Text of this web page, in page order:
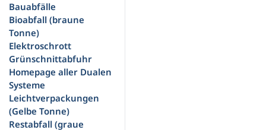
Bauabfälle
Bioabfall (braune
Tonne)
Elektroschrott
Grünschnittabfuhr
Homepage aller Dualen
Systeme
Leichtverpackungen
(Gelbe Tonne)
Restabfall (graue